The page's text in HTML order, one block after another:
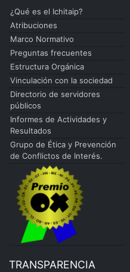
¿Qué es el Ichitaip?
Atribuciones
Marco Normativo
Preguntas frecuentes
Estructura Orgánica
Vinculación con la sociedad
Directorio de servidores
públicos
Informes de Actividades y
Resultados
Grupo de Ética y Prevención
de Conflictos de Interés.
TRANSPARENCIA